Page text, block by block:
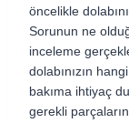
öncelikle
Sorunun ne
inceleme
dolabınızın
bakıma ihtiyaç
gerekli